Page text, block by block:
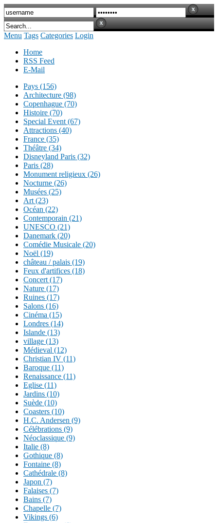
Menu Tags Categories Login
Home
RSS Feed
E-Mail
Pays (156)
Architecture (98)
Copenhague (70)
Histoire (70)
Special Event (67)
Attractions (40)
France (35)
Théâtre (34)
Disneyland Paris (32)
Paris (28)
Monument religieux (26)
Nocturne (26)
Musées (25)
Art (23)
Océan (22)
Contemporain (21)
UNESCO (21)
Danemark (20)
Comédie Musicale (20)
Noël (19)
château / palais (19)
Feux d'artifices (18)
Concert (17)
Nature (17)
Ruines (17)
Salons (16)
Cinéma (15)
Londres (14)
Islande (13)
village (13)
Médieval (12)
Christian IV (11)
Baroque (11)
Renaissance (11)
Eglise (11)
Jardins (10)
Suède (10)
Coasters (10)
H.C. Andersen (9)
Célébrations (9)
Néoclassique (9)
Italie (8)
Gothique (8)
Fontaine (8)
Cathédrale (8)
Japon (7)
Falaises (7)
Bains (7)
Chapelle (7)
Vikings (6)